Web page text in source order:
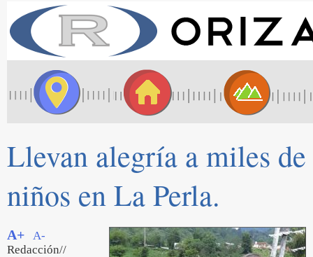
Llevan alegría a miles de
niños en La Perla.
A+
A-
Redacción//